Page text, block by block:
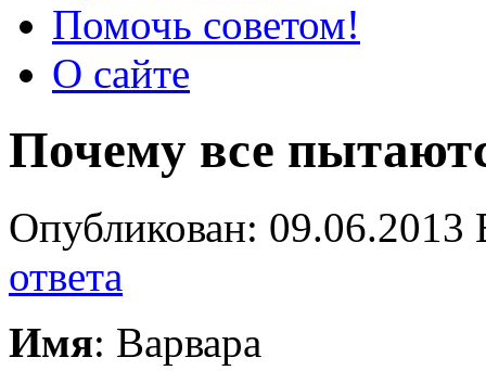
Помочь советом!
О сайте
Почему все
Опубликован:
ответа
Имя: Варвара